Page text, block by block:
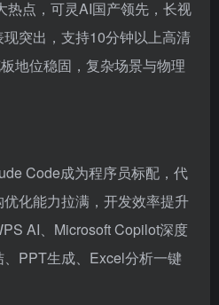
热点，可灵AI国产领先，长视
突出，支持10分钟以上高清
地位稳固，复杂场景与物理
Code成为程序员标配，代
化能力拉满，开发效率提升
AI、Microsoft Copilot深度
PPT生成、Excel分析一键